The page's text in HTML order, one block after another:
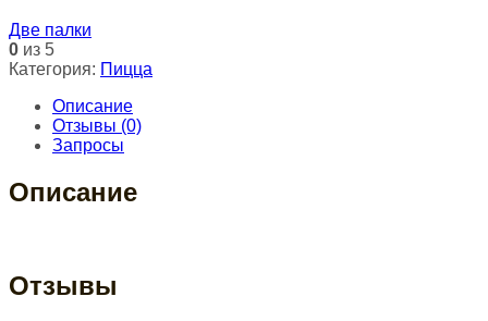
Две палки
0 из 5
Категория: Пицца
Описание
Отзывы (0)
Запросы
Описание
Отзывы